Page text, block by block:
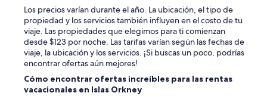
Los precios varían durante el año. La ubicación, el tipo de
propiedad y los servicios también influyen en el costo de tu
viaje. Las propiedades que elegimos para ti comienzan
desde $123 por noche. Las tarifas varían según las fechas de
viaje, la ubicación y los servicios. ¡Si buscas un poco, podrías
encontrar ofertas aún mejores!
Cómo encontrar ofertas increíbles para las rentas
vacacionales en Islas Orkney